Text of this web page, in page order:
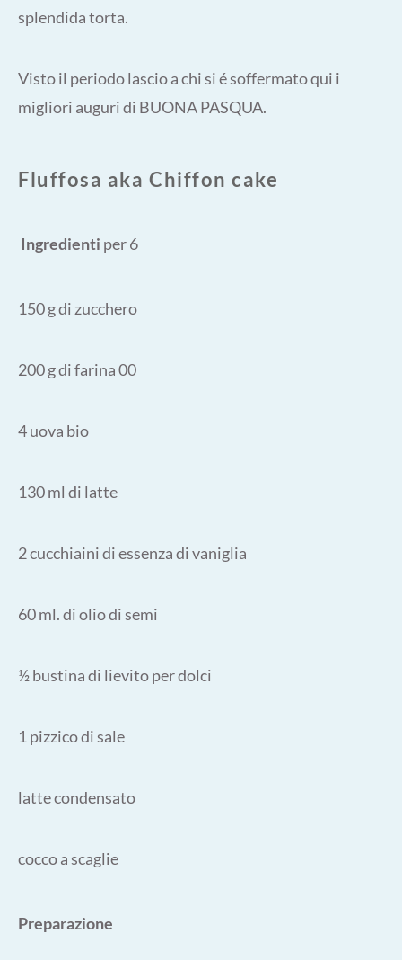
splendida torta.
Visto il periodo lascio a chi si é soffermato qui i
migliori auguri di BUONA PASQUA.
Fluffosa aka Chiffon cake
Ingredienti per 6
150 g di zucchero
200 g di farina 00
4 uova bio
130 ml di latte
2 cucchiaini di essenza di vaniglia
60 ml. di olio di semi
½ bustina di lievito per dolci
1 pizzico di sale
latte condensato
cocco a scaglie
Preparazione